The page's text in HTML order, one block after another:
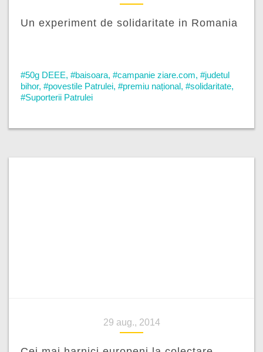
Un experiment de solidaritate in Romania
#50g DEEE, #baisoara, #campanie ziare.com, #judetul
bihor, #povestile Patrulei, #premiu național, #solidaritate,
#Suporterii Patrulei
29 aug., 2014